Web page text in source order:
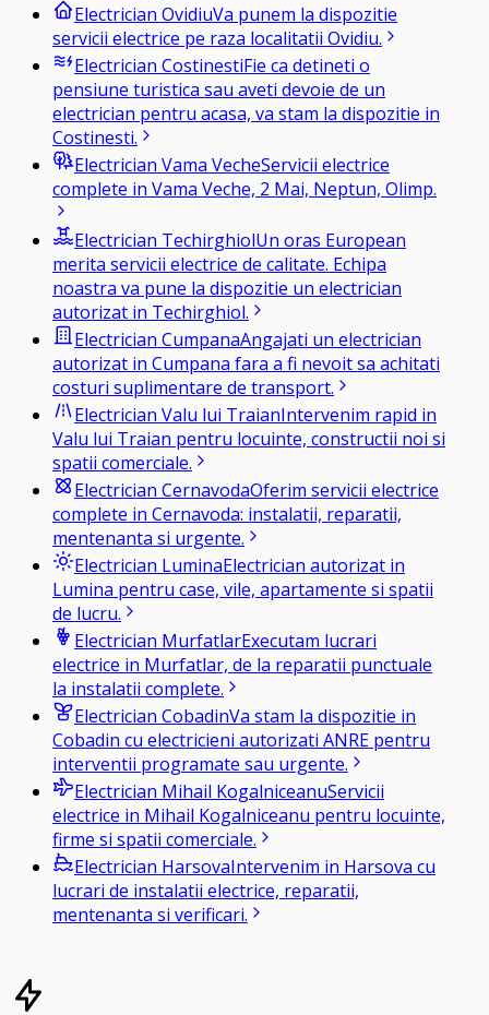
Electrician OvidiuVa punem la dispozitie
servicii electrice pe raza localitatii Ovidiu.
Electrician CostinestiFie ca detineti o
pensiune turistica sau aveti devoie de un
electrician pentru acasa, va stam la dispozitie in
Costinesti.
Electrician Vama VecheServicii electrice
complete in Vama Veche, 2 Mai, Neptun, Olimp.
Electrician TechirghiolUn oras European
merita servicii electrice de calitate. Echipa
noastra va pune la dispozitie un electrician
autorizat in Techirghiol.
Electrician CumpanaAngajati un electrician
autorizat in Cumpana fara a fi nevoit sa achitati
costuri suplimentare de transport.
Electrician Valu lui TraianIntervenim rapid in
Valu lui Traian pentru locuinte, constructii noi si
spatii comerciale.
Electrician CernavodaOferim servicii electrice
complete in Cernavoda: instalatii, reparatii,
mentenanta si urgente.
Electrician LuminaElectrician autorizat in
Lumina pentru case, vile, apartamente si spatii
de lucru.
Electrician MurfatlarExecutam lucrari
electrice in Murfatlar, de la reparatii punctuale
la instalatii complete.
Electrician CobadinVa stam la dispozitie in
Cobadin cu electricieni autorizati ANRE pentru
interventii programate sau urgente.
Electrician Mihail KogalniceanuServicii
electrice in Mihail Kogalniceanu pentru locuinte,
firme si spatii comerciale.
Electrician HarsovaIntervenim in Harsova cu
lucrari de instalatii electrice, reparatii,
mentenanta si verificari.